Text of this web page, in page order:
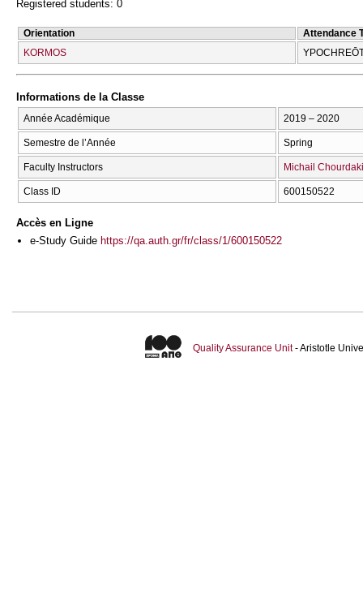
Registered students: 0
Orientation
Attendance
KORMOS
Informations de la Classe
Année Académique 2019 – 2020
Semestre de l’Année Spring
Faculty Instructors Michail
Class ID 600150522
Accès en Ligne
e-Study Guide https://qa.auth.gr/fr/class/1/600150522
Quality Assurance Unit- Aristotle